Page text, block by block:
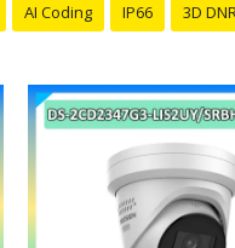
AI Coding IP66 3D